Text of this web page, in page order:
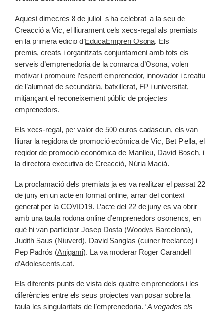
Aquest dimecres 8 de juliol s’ha celebrat, a la seu de
Creacció a Vic, el lliurament dels xecs-regal als premiats
en la primera edició d’EducaEmprèn Osona. Els
premis, creats i organitzats conjuntament amb tots els
serveis d’emprenedoria de la comarca d’Osona, volen
motivar i promoure l’esperit emprenedor, innovador i creatiu
de l’alumnat de secundària, batxillerat, FP i universitat,
mitjançant el reconeixement públic de projectes
emprenedors. ​
Els xecs-regal, per valor de 500 euros cadascun, els van
lliurar la regidora de promoció ecòmica de Vic, Bet Piella, el
regidor de promoció econòmica de Manlleu, David Bosch, i
la directora executiva de Creacció, Núria Macià.
La proclamació dels premiats ja es va realitzar el passat 22
de juny en un acte en format online, arran del context
generat per la COVID19. L’acte del 22 de juny es va obrir
amb una taula rodona online d’emprenedors osonencs, en
què hi van participar Josep Dosta (Woodys Barcelona),
Judith Saus (Niuverd), David Sanglas (cuiner freelance) i
Pep Padrós (Anigami). La va moderar Roger Carandell
d’Adolescents.cat.
Els diferents punts de vista dels quatre emprenedors i les
diferències entre els seus projectes van posar sobre la
taula les singularitats de l’emprenedoria. “A vegades els